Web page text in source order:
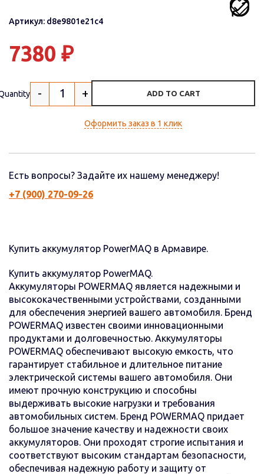
Артикул: d8e9801e21c4
7380 ₽
- + ADD TO CART
Оформить заказ в 1 клик
Есть вопросы? Задайте их нашему менеджеру!
+7 (900) 270-09-26
Купить аккумулятор PowerMAQ в Армавире.
Купить аккумулятор PowerMAQ.
Аккумуляторы POWERMAQ является надежными и
высококачественными устройствами, созданными
для обеспечения энергией вашего автомобиля. Бренд
POWERMAQ известен своими инновационными
продуктами и долговечностью. Аккумуляторы
POWERMAQ обеспечивают высокую емкость, что
гарантирует стабильное и длительное питание
электрической системы вашего автомобиля. Они
имеют прочную конструкцию и способны
выдерживать высокие нагрузки и требования
автомобильных систем. Бренд POWERMAQ придает
большое значение качеству и надежности своих
аккумуляторов. Они проходят строгие испытания и
соответствуют высоким стандартам безопасности,
обеспечивая надежную работу и защиту от